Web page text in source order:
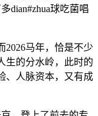
dian#zhua球吃菌唱
马年，恰是不少
生的分水岭，此时的
、人脉资本，又有成